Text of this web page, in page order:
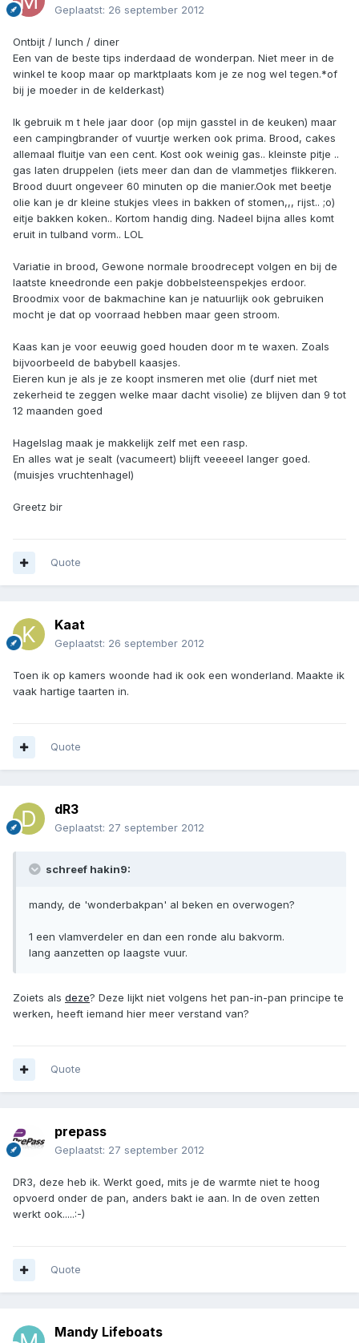
Geplaatst: 26 september 2012
Ontbijt / lunch / diner
Een van de beste tips inderdaad de wonderpan. Niet meer in de
winkel te koop maar op marktplaats kom je ze nog wel tegen.*of
bij je moeder in de kelderkast)
Ik gebruik m t hele jaar door (op mijn gasstel in de keuken) maar
een campingbrander of vuurtje werken ook prima. Brood, cakes
allemaal fluitje van een cent. Kost ook weinig gas.. kleinste pitje ..
gas laten druppelen (iets meer dan dan de vlammetjes flikkeren.
Brood duurt ongeveer 60 minuten op die manier.Ook met beetje
olie kan je dr kleine stukjes vlees in bakken of stomen,,, rijst.. ;o)
eitje bakken koken.. Kortom handig ding. Nadeel bijna alles komt
eruit in tulband vorm.. LOL
Variatie in brood, Gewone normale broodrecept volgen en bij de
laatste kneedronde een pakje dobbelsteenspekjes erdoor.
Broodmix voor de bakmachine kan je natuurlijk ook gebruiken
mocht je dat op voorraad hebben maar geen stroom.
Kaas kan je voor eeuwig goed houden door m te waxen. Zoals
bijvoorbeeld de babybell kaasjes.
Eieren kun je als je ze koopt insmeren met olie (durf niet met
zekerheid te zeggen welke maar dacht visolie) ze blijven dan 9 tot
12 maanden goed
Hagelslag maak je makkelijk zelf met een rasp.
En alles wat je sealt (vacumeert) blijft veeeeel langer goed.
(muisjes vruchtenhagel)
Greetz bir
Quote
Kaat
Geplaatst: 26 september 2012
Toen ik op kamers woonde had ik ook een wonderland. Maakte ik
vaak hartige taarten in.
Quote
dR3
Geplaatst: 27 september 2012
schreef hakin9:
mandy, de 'wonderbakpan' al beken en overwogen?
1 een vlamverdeler en dan een ronde alu bakvorm.
lang aanzetten op laagste vuur.
Zoiets als deze? Deze lijkt niet volgens het pan-in-pan principe te
werken, heeft iemand hier meer verstand van?
Quote
prepass
Geplaatst: 27 september 2012
DR3, deze heb ik. Werkt goed, mits je de warmte niet te hoog
opvoerd onder de pan, anders bakt ie aan. In de oven zetten
werkt ook.....:-)
Quote
Mandy Lifeboats